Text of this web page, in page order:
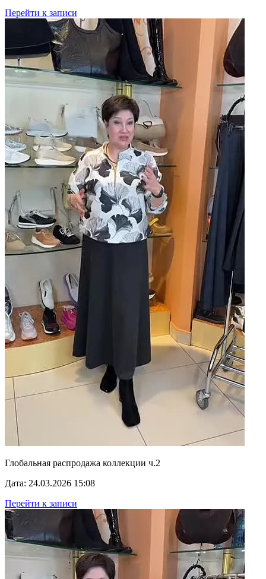
Перейти к записи
Глобальная распродажа коллекции ч.2
Дата: 24.03.2026 15:08
Перейти к записи